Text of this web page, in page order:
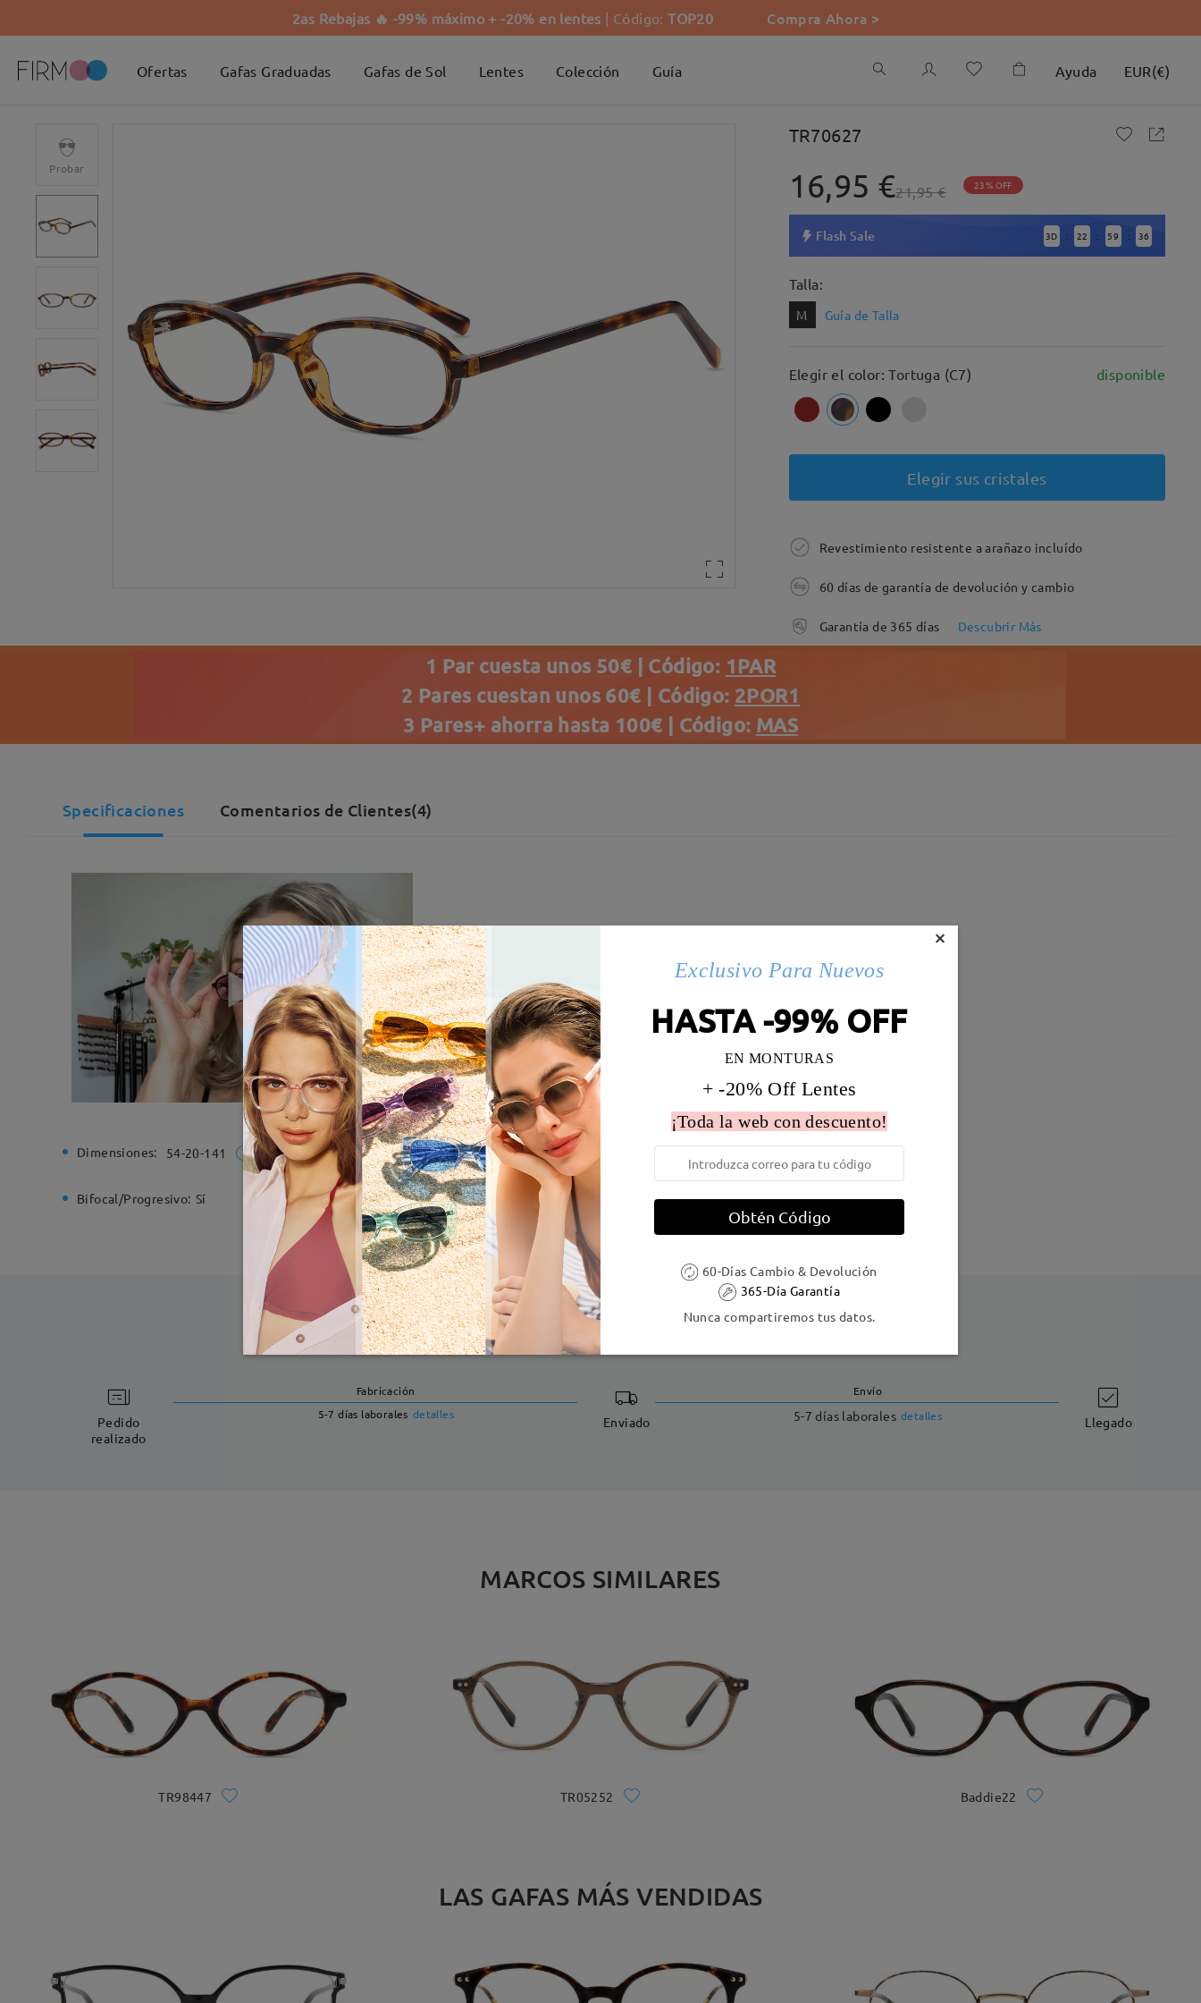
2as Rebajas 🔥 -99% máximo + -20% en lentes | Código:TOP20 Compra Ahora >
Ofertas Gafas Graduadas Gafas de Sol Lentes Colección Guía Ayuda EUR(€)
Probar
TR70627
16,95 €21,95 € 23% OFF
Flash Sale 3D : 22 : 59 : 35
Talla:
M Guía de Talla
Elegir el color: Tortuga (C7) disponible
Elegir sus cristales
Revestimiento resistente a arañazo incluído
60 días de garantía de devolución y cambio
Garantía de 365 días Descubrir Más
1 Par cuesta unos 50€ | Código: 1PAR
2 Pares cuestan unos 60€ | Código: 2POR1
3 Pares+ ahorra hasta 100€ | Código: MAS
Specificaciones Comentarios de Clientes(4)
Dimensiones: 54-20-141 Ancho de la montura: 130 mm (Medio) Diametro de lentes: 54 mm Peso:
Bifocal/Progresivo: Sí Bisagra de resorte: No Material de la montura: Tr
Pedido
realizado
Fabricación
5-7 días laborales detalles Enviado
Envío
5-7 días laborales detalles Llegado
MARCOS SIMILARES
TR98447 TR05252 Baddie22
LAS GAFAS MÁS VENDIDAS
×
Exclusivo Para Nuevos
HASTA -99% OFF
EN MONTURAS
+ -20% Off Lentes
¡Toda la web con descuento!
Obtén Código
60-Días Cambio & Devolución
365-Día Garantía
Nunca compartiremos tus datos.